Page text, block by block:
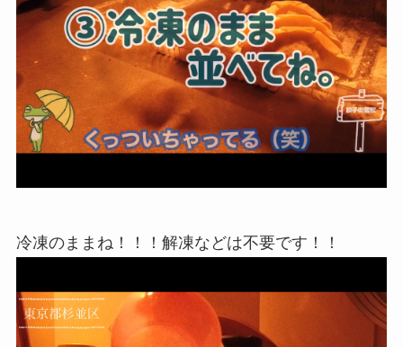
冷凍のままね！！！解凍などは不要です！！